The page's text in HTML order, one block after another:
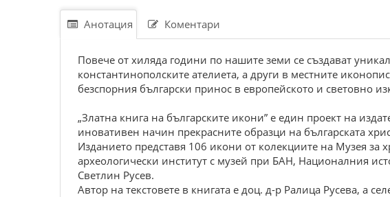
Анотация Коментари
Повече от хиляда години по нашите земи се създават
константинополските ателиета, а други в местните
безспорния български принос в европейското и световно
„Златна книга на българските икони” е един проект на
иновативен начин прекрасните образци на българската
Изданието представя 106 икони от колекциите на Музея за
археологически институт с музей при БАН, Националния
Светлин Русев.
Автор на текстовете в книгата е доц. д-р Ралица Русева, а